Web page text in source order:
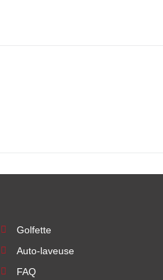
Golfette
Auto-laveuse
FAQ